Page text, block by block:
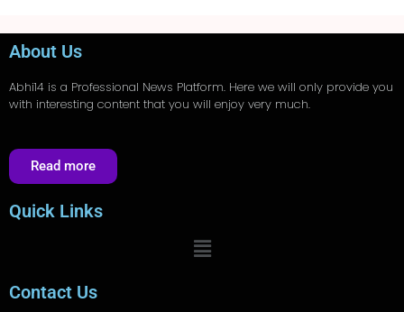
About Us
Abhi14 is a Professional News Platform. Here we will only provide you
with interesting content that you will enjoy very much.
Read more
Quick Links
Contact Us